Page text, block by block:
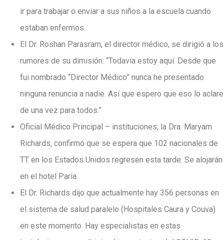
ir para trabajar o enviar a sus niños a la escuela cuando
estaban enfermos.
El Dr. Roshan Parasram, el director médico, se dirigió a los
rumores de su dimisión: “Todavía estoy aquí. Desde que
fui nombrado “Director Médico” nunca he presentado
ninguna renuncia a nadie. Así que espero que eso lo aclare
de una vez para todos.”
Oficial Médico Principal – instituciones, la Dra. Maryam
Richards, confirmó que se espera que 102 nacionales de
TT en los Estados Unidos regresen esta tarde. Se alojarán
en el hotel Paria.
El Dr. Richards dijo que actualmente hay 356 personas en
el sistema de salud paralelo (Hospitales Caura y Couva)
en este momento. Hay especialistas en estas